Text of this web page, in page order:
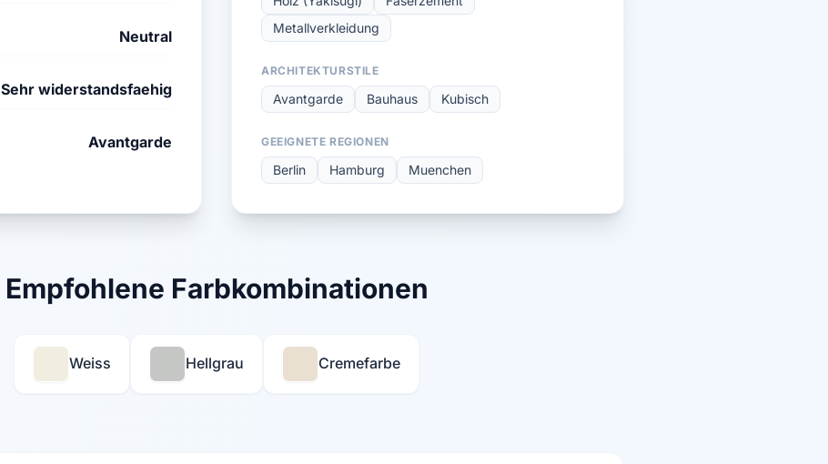
Neutral
Sehr widerstandsfaehig
Avantgarde
Metallverkleidung
ARCHITEKTURSTILE
Avantgarde Bauhaus Kubisch
GEEIGNETE REGIONEN
Berlin Hamburg Muenchen
Empfohlene Farbkombinationen
Weiss Hellgrau Cremefarbe